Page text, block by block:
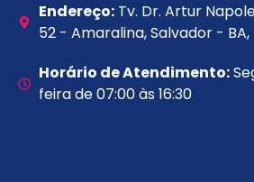
Endereço:Tv. Dr. Artur
52 - Amaralina, Salvador - BA,
Horário de Atendimento:
feira de 07:00 às 16:30